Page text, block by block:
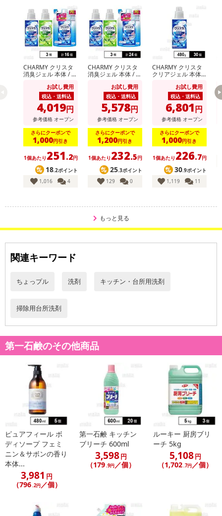
Payでお支払いの場合、決済のため外部サイトへ遷移します。
※予約商品は決済手段ごとに定められた決済期限日にお支払いを完
了することがございます。ご了承いただいたうえでお申し込みくだ
さい。
発送日カレンダー
休業日
■その他共通および商品カテゴリー別注意事項（※必ずご確認くだ
CHARMY クリスタ
消臭ジェル 本体 / ク
つめかえ用お試し費用
税込・送料込
4,019円
参考価格 オープン
さらにクーポンで
1,000円引き
1個あたり 251.2円
18.2ポイント
1,016
4
CHARMY クリスタ
消臭ジェル 本体 / ク
つめかえ用お試し費用
税込・送料込
5,578円
参考価格 オープン
さらにクーポンで
1,200円引き
1個あたり 232.5円
25.3ポイント
129
0
CHARMY クリスタ
クリアジェル 本体 4
お試し費用
税込・送料込
6,801円
参考価格 オープン
さらにクーポンで
1,000円引き
1個あたり 226.7円
30.9ポイント
1,119
11
もっと見る
関連キーワード
ちょっプル 洗剤 キッチン・台所用洗剤
掃除用台所洗剤
第一石鹸のその他商品
ピュアフィール ボ
ディソープ フェミ
ニン＆サボンの香り
本体...
3,981 円
（796.2円／個）
第一石鹸 キッチン
ブリーチ 600ml
3,598円
（179.9円 ／個）
ルーキー 厨房ブリ
ーチ 5kg
5,108円
（1,702.7円 ／個）